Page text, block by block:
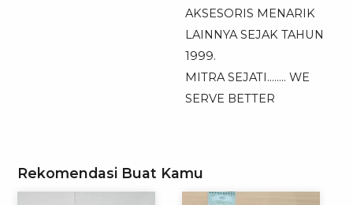
AKSESORIS MENARIK
LAINNYA SEJAK TAHUN
1999.
MITRA SEJATI…….. WE
SERVE BETTER
Rekomendasi Buat Kamu